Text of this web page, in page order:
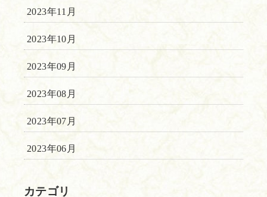
2023年11月
2023年10月
2023年09月
2023年08月
2023年07月
2023年06月
カテゴリ